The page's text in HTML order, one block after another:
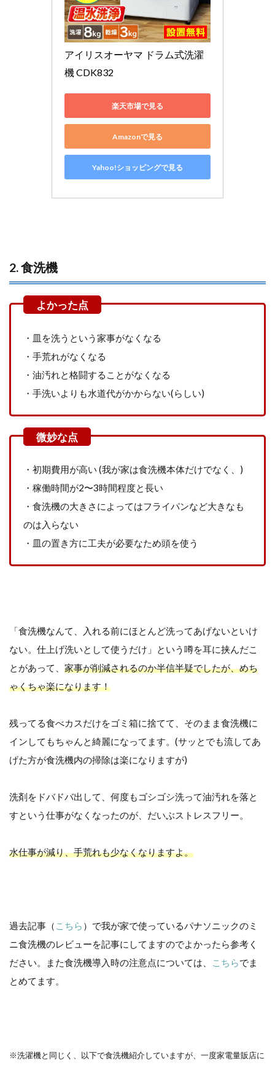
アイリスオーヤマ ドラム式洗濯
機 CDK832
楽天市場で見る
Amazonで見る
Yahoo!ショッピングで見る
2. 食洗機
・皿を洗うという家事がなくなる
・手荒れがなくなる
・油汚れと格闘することがなくなる
・手洗いよりも水道代がかからない(らしい)
・初期費用が高い (我が家は食洗機本体だけでなく、)
・稼働時間が2〜3時間程度と長い
・食洗機の大きさによってはフライパンなど大きなも
のは入らない
・皿の置き方に工夫が必要なため頭を使う
「食洗機なんて、入れる前にほとんど洗ってあげないといけ
ない。仕上げ洗いとして使うだけ」という噂を耳に挟んだこ
とがあって、 家事が削減されるのか半信半疑でしたが、めち
ゃくちゃ楽になります！
残ってる食べカスだけをゴミ箱に捨てて、そのまま食洗機に
インしてもちゃんと綺麗になってます。(サッとでも流してあ
げた方が食洗機内の掃除は楽になりますが)
洗剤をドバドバ出して、何度もゴシゴシ洗って油汚れを落と
すという仕事がなくなったのが、だいぶストレスフリー。
水仕事が減り、手荒れも少なくなりますよ。
過去記事（ こちら ）で我が家で使っているパナソニックのミ
ニ食洗機のレビューを記事にしてますのでよかったら参考く
ださい。また食洗機導入時の注意点については、
こちらでま
とめてます。
※洗濯機と同じく、以下で食洗機紹介していますが、一度家電量販店に